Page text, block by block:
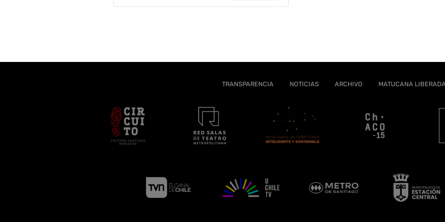
TRANSPARENCIA NOTICIAS ARCHIVO MATUCANA